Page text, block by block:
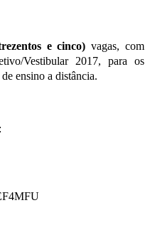
e cinco)vagas, com
Vestibular 2017, para os
ensino a distância.